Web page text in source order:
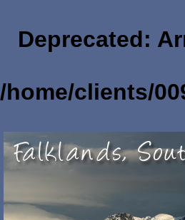
Deprecated:
/home/clients/